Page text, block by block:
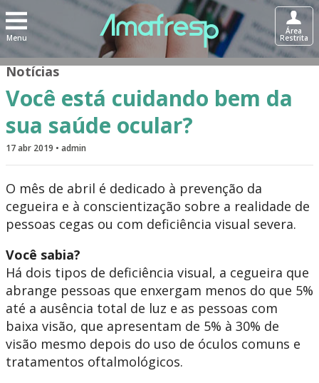
Menu
Área
Restrita
Notícias
Você está cuidando bem da
sua saúde ocular?
17 abr 2019 • admin
O mês de abril é dedicado à prevenção da
cegueira e à conscientização sobre a realidade de
pessoas cegas ou com deficiência visual severa.
Você sabia?
Há dois tipos de deficiência visual, a cegueira que
abrange pessoas que enxergam menos do que 5%
até a ausência total de luz e as pessoas com
baixa visão, que apresentam de 5% à 30% de
visão mesmo depois do uso de óculos comuns e
tratamentos oftalmológicos.